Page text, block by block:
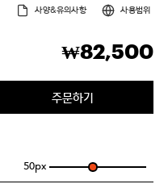
사양&유의사항 사용범위
₩82,500
주문하기
50px